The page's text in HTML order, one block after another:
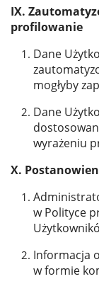
IX.
profilowanie
Dane
mogłyby
Dane
wyrażeniu
X.
w Polityce
Informacja
w formie